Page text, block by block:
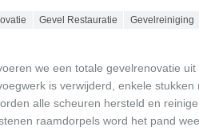
Gevel Restauratie Gevelreiniging
we een totale gevelrenovatie
is verwijderd, enkele
alle scheuren hersteld en
raamdorpels word het pand